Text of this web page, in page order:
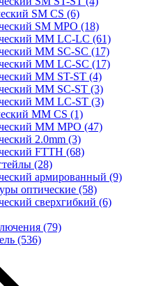
SM CS (6)
SM MPO (18)
MM LC-LC (61)
MM SC-SC (17)
MM LC-SC (17)
MM ST-ST (4)
MM SC-ST (3)
MM LC-ST (3)
MM CS (1)
MM MPO (47)
2.0mm (3)
FTTH (68)
(28)
армированный (9)
оптические (58)
сверхгибкий (6)
(79)
(536)